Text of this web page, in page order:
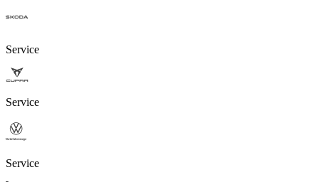
Service
Service
Service